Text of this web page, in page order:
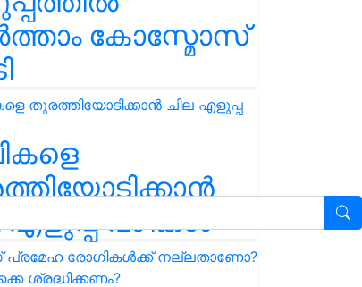
കോസ്മോസ്
എളുപ്പ വഴികൾ